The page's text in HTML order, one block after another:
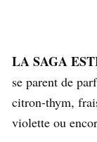
LA SAGA
se parent de
citron-thym,
violette ou